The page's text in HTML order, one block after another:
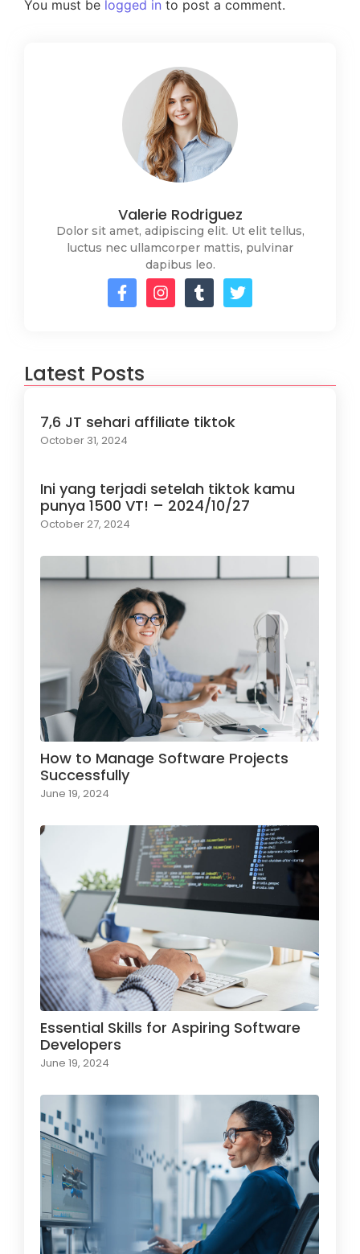
You must be logged in to post a comment.
Valerie Rodriguez
Dolor sit amet, adipiscing elit. Ut elit tellus,
luctus nec ullamcorper mattis, pulvinar
dapibus leo.
Latest Posts
7,6 JT sehari affiliate tiktok
October 31, 2024
Ini yang terjadi setelah tiktok kamu
punya 1500 VT! – 2024/10/27
October 27, 2024
How to Manage Software Projects
Successfully
June 19, 2024
Essential Skills for Aspiring Software
Developers
June 19, 2024